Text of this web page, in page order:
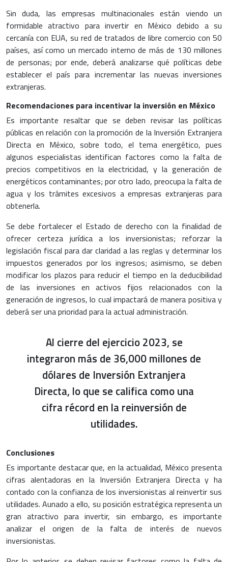
Sin duda, las empresas multinacionales están viendo un
formidable atractivo para invertir en México debido a su
cercanía con EUA, su red de tratados de libre comercio con 50
países, así como un mercado interno de más de 130 millones
de personas; por ende, deberá analizarse qué políticas debe
establecer el país para incrementar las nuevas inversiones
extranjeras.
Recomendaciones para incentivar la inversión en México
Es importante resaltar que se deben revisar las políticas
públicas en relación con la promoción de la Inversión Extranjera
Directa en México, sobre todo, el tema energético, pues
algunos especialistas identifican factores como la falta de
precios competitivos en la electricidad, y la generación de
energéticos contaminantes; por otro lado, preocupa la falta de
agua y los trámites excesivos a empresas extranjeras para
obtenerla.
Se debe fortalecer el Estado de derecho con la finalidad de
ofrecer certeza jurídica a los inversionistas; reforzar la
legislación fiscal para dar claridad a las reglas y determinar los
impuestos generados por los ingresos; asimismo, se deben
modificar los plazos para reducir el tiempo en la deducibilidad
de las inversiones en activos fijos relacionados con la
generación de ingresos, lo cual impactará de manera positiva y
deberá ser una prioridad para la actual administración.
Al cierre del ejercicio 2023, se
integraron más de 36,000 millones de
dólares de Inversión Extranjera
Directa, lo que se califica como una
cifra récord en la reinversión de
utilidades.
Conclusiones
Es importante destacar que, en la actualidad, México presenta
cifras alentadoras en la Inversión Extranjera Directay ha
contado con la confianza de los inversionistas al reinvertir sus
utilidades. Aunado a ello, su posición estratégica representa un
gran atractivo para invertir, sin embargo, es importante
analizar el origen de la falta de interés de nuevos
inversionistas.